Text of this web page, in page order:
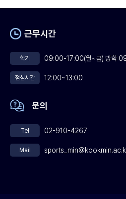
근무시간
학기 09:00-17:00(월~금) 방학
점심시간 12:00~13:00
문의
Tel 02-910-4267
Mail